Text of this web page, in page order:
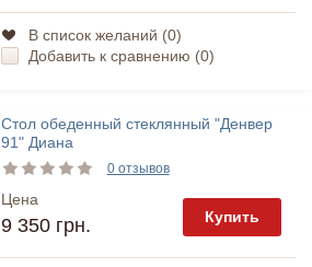
В список желаний (0)
Добавить к сравнению (0)
Стол обеденный стеклянный "Денвер
91" Диана
0 отзывов
Цена
9 350 грн. Купить